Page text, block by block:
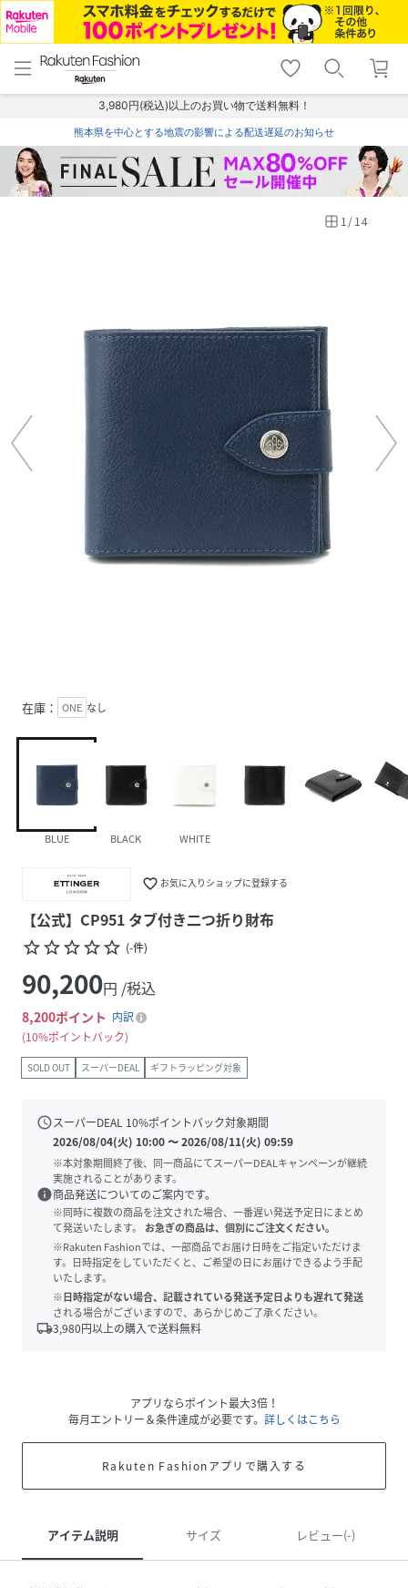
menu home
トップ
shopping_cart lock_outline
ログイン
3,980円(税込)以上のお買い物で送料無料！
熊本県を中心とする地震の影響による配送遅延のお知らせ
1/14
在庫： ONE なし
BLUE BLACK WHITE
favorite_border お気に入りショップに登録する
【公式】CP951 タブ付き二つ折り財布
star_borderstar_borderstar_borderstar_borderstar_border (-件)
90,200円 /税込
8,200ポイント 内訳
10%ポイントバック
SOLD OUT スーパーDEAL ギフトラッピング対象
scheduleスーパーDEAL 10%ポイントバック対象期間
2026/08/04(火) 10:00〜2026/08/11(火) 09:59
※本対象期間終了後、同一商品にてスーパーDEALキャンペーンが継続
実施されることがあります。
info商品発送についてのご案内です。
※同時に複数の商品を注文された場合、一番遅い発送予定日にまとめ
て発送いたします。
お急ぎの商品は、個別にご注文ください。
※Rakuten Fashionでは、一部商品でお届け日時をご指定いただけま
す。日時指定をしていただくと、ご希望の日にお届けできるよう手配
いたします。
※日時指定がない場合、記載されている発送予定日よりも遅れて発送
される場合がございますので、あらかじめご了承ください。
local_shipping3,980円以上の購入で送料無料
アプリならポイント最大3倍！
毎月エントリー＆条件達成が必要です。 詳しくはこちら
Rakuten Fashionアプリで購入する
アイテム説明 サイズ レビュー(-)